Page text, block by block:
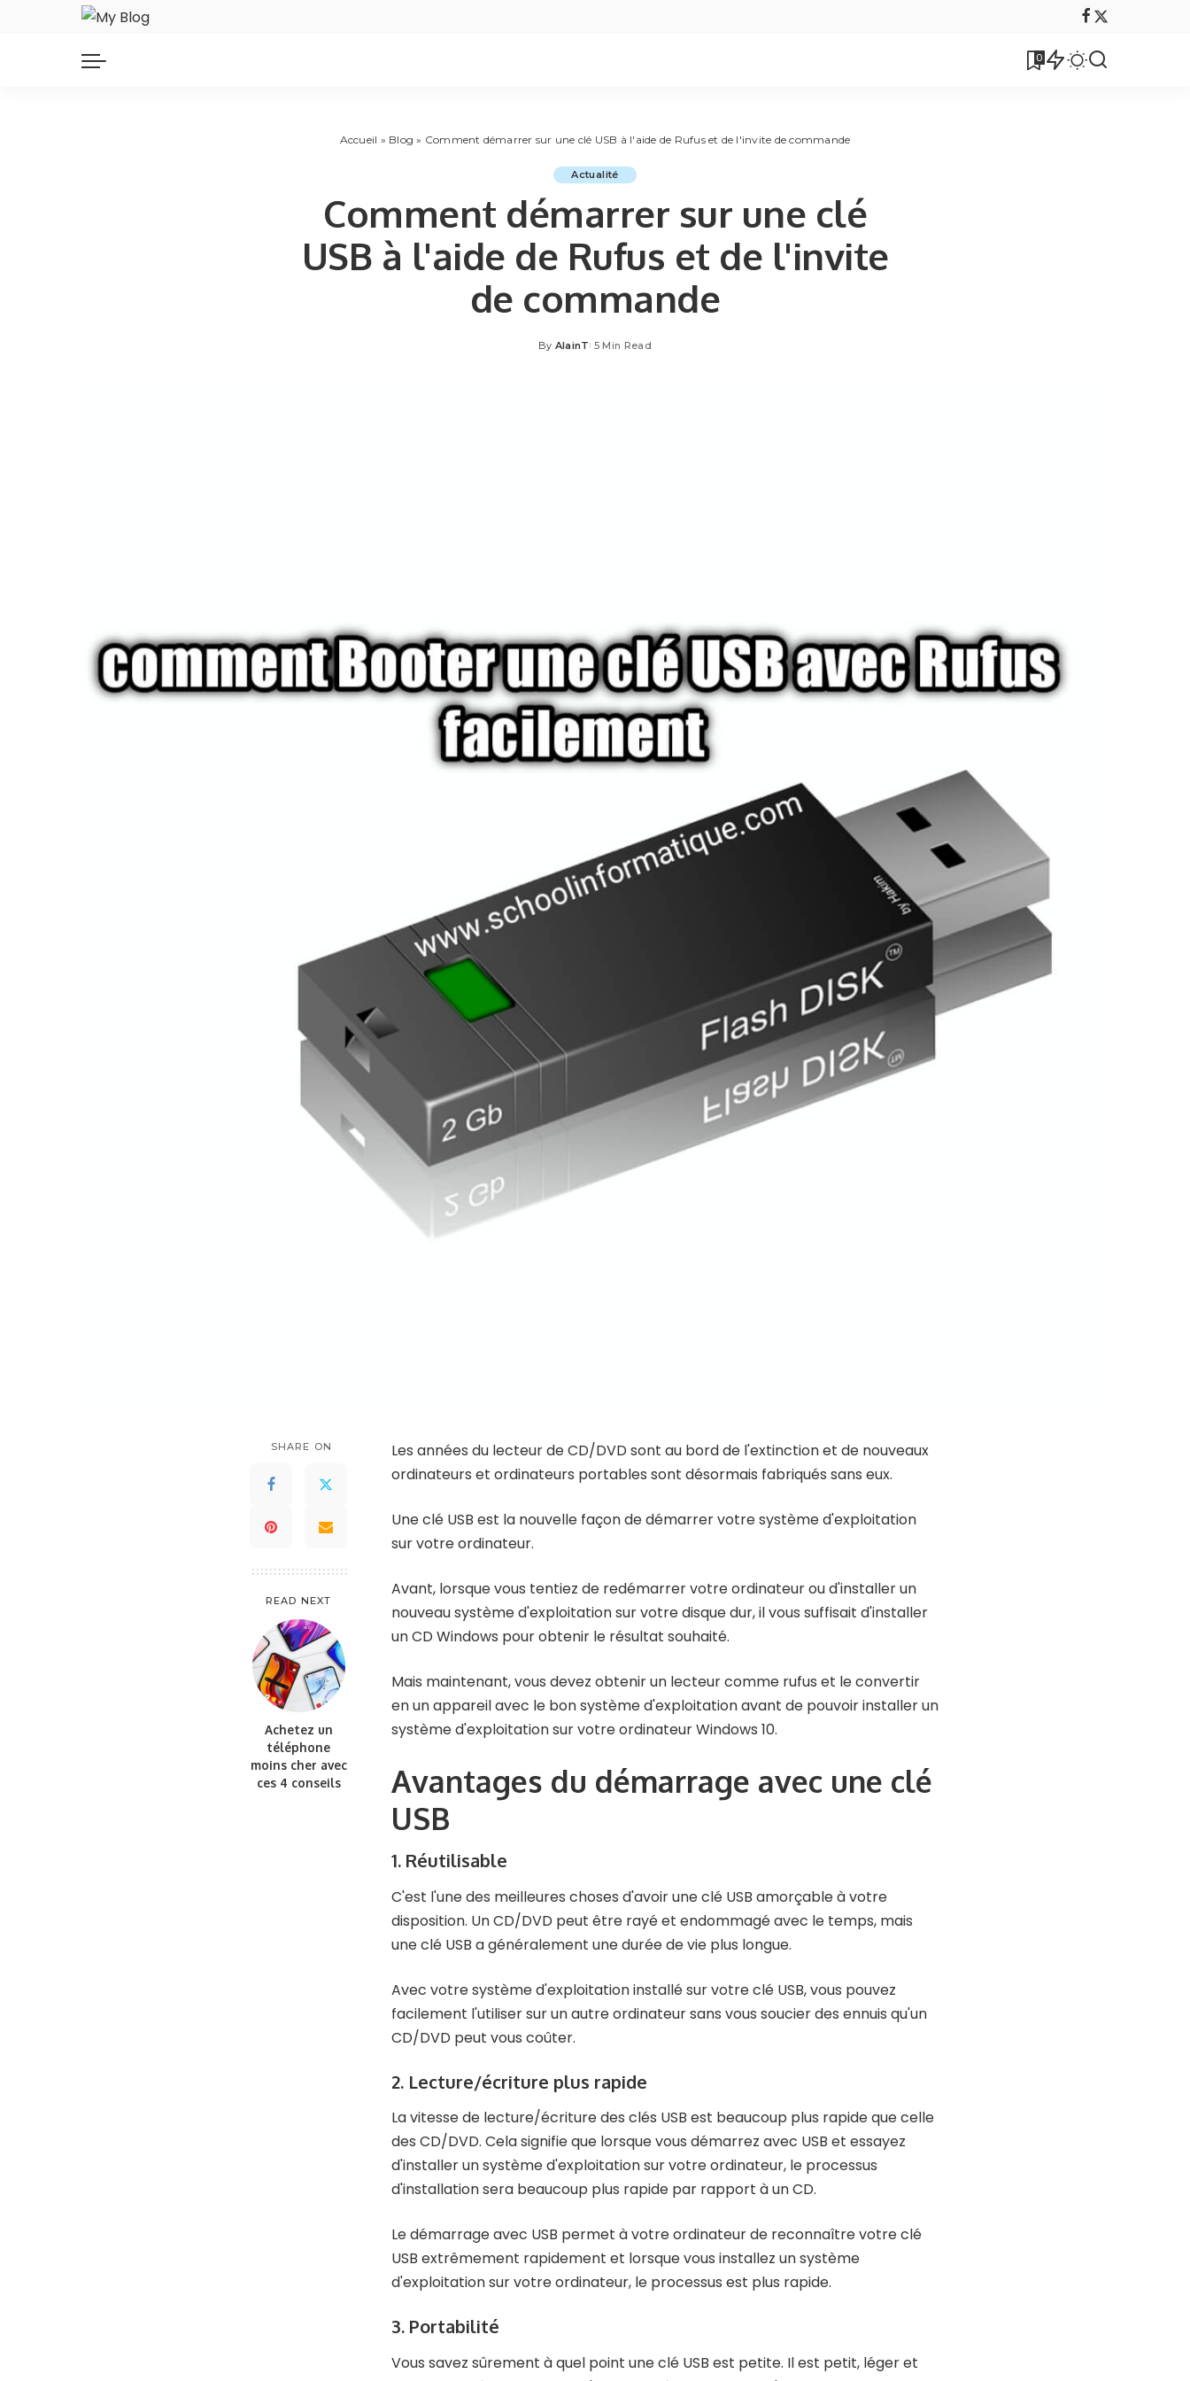
0
Accueil » Blog » Comment démarrer sur une clé USB à l'aide de Rufus et de l'invite de commande
Actualité
Comment démarrer sur une clé
USB à l'aide de Rufus et de l'invite
de commande
Posted
By AlainT 5 Min Read
SHARE ON
READ NEXT
Achetez un
téléphone
moins cher avec
ces 4 conseils
Les années du lecteur de CD/DVD sont au bord de l'extinction et de nouveaux
ordinateurs et ordinateurs portables sont désormais fabriqués sans eux.
Une clé USB est la nouvelle façon de démarrer votre système d'exploitation
sur votre ordinateur.
Avant, lorsque vous tentiez de redémarrer votre ordinateur ou d'installer un
nouveau système d'exploitation sur votre disque dur, il vous suffisait d'installer
un CD Windows pour obtenir le résultat souhaité.
Mais maintenant, vous devez obtenir un lecteur comme rufus et le convertir
en un appareil avec le bon système d'exploitation avant de pouvoir installer un
système d'exploitation sur votre ordinateur Windows 10.
Avantages du démarrage avec une clé
USB
1. Réutilisable
C'est l'une des meilleures choses d'avoir une clé USB amorçable à votre
disposition. Un CD/DVD peut être rayé et endommagé avec le temps, mais
une clé USB a généralement une durée de vie plus longue.
Avec votre système d'exploitation installé sur votre clé USB, vous pouvez
facilement l'utiliser sur un autre ordinateur sans vous soucier des ennuis qu'un
CD/DVD peut vous coûter.
2. Lecture/écriture plus rapide
La vitesse de lecture/écriture des clés USB est beaucoup plus rapide que celle
des CD/DVD. Cela signifie que lorsque vous démarrez avec USB et essayez
d'installer un système d'exploitation sur votre ordinateur, le processus
d'installation sera beaucoup plus rapide par rapport à un CD.
Le démarrage avec USB permet à votre ordinateur de reconnaître votre clé
USB extrêmement rapidement et lorsque vous installez un système
d'exploitation sur votre ordinateur, le processus est plus rapide.
3. Portabilité
Vous savez sûrement à quel point une clé USB est petite. Il est petit, léger et